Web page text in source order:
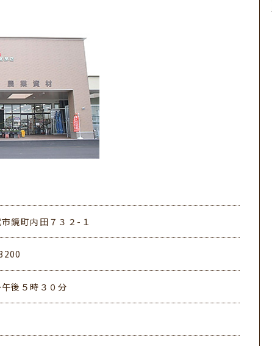
鏡町内田７３２-１
後５時３０分